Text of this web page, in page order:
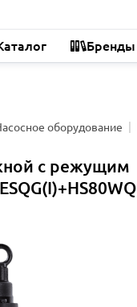
Бренды
оборудование
с режущим